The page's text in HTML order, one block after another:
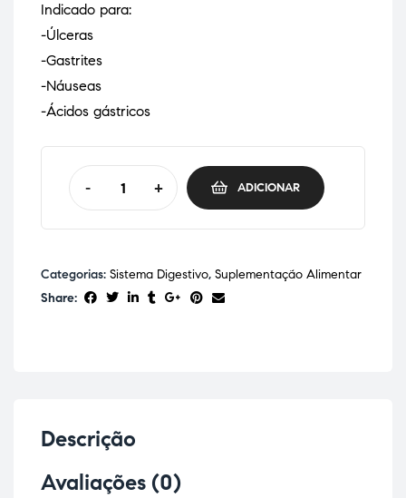
Indicado para:
-Úlceras
-Gastrites
-Náuseas
-Ácidos gástricos
- + ADICIONAR
Categorias: Sistema Digestivo, Suplementação Alimentar
Share:
Descrição
Avaliações (0)